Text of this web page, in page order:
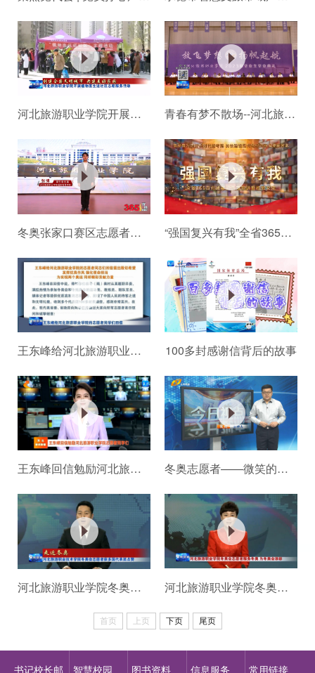
河北旅游职业学院开展植物医生... 青春有梦不散场--河北旅游职业...
冬奥张家口赛区志愿者张博讲述... “强国复兴有我”全省365百姓故...
王东峰给河北旅游职业学院的志... 100多封感谢信背后的故事
王东峰回信勉励河北旅游职业学... 冬奥志愿者——微笑的雪 为大地...
河北旅游职业学院冬奥会志愿者... 河北旅游职业学院冬奥会志愿者...
首页 上页 下页 尾页
书记校长邮 智慧校园 图书资料 信息服务 常用链接